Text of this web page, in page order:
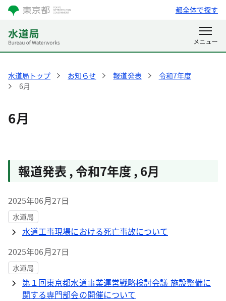
都全体で探す
水道局トップ お知らせ 報道発表
令和7年度
6月
6月
報道発表 ,令和7年度 , 6月
2025年06月27日
水道局
水道工事現場における死亡事故について
2025年06月27日
水道局
第１回東京都水道事業運営戦略検討会議 施設整備に
関する専門部会の開催について